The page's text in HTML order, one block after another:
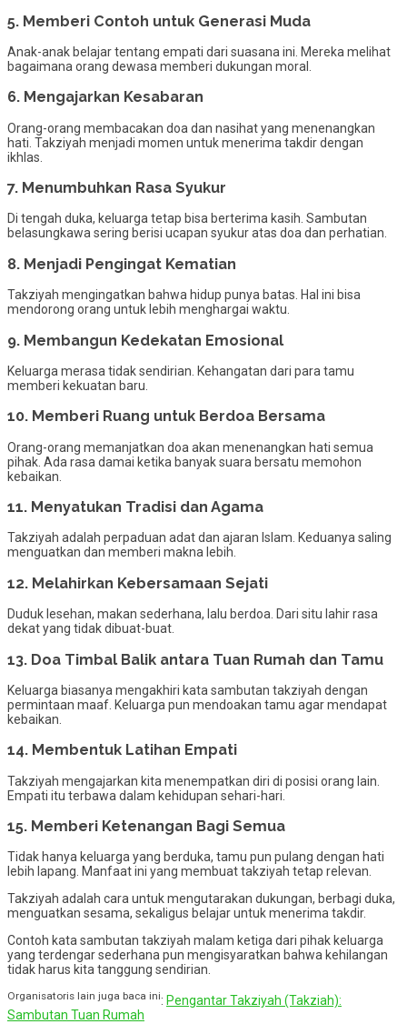
5. Memberi Contoh untuk Generasi Muda
Anak-anak belajar tentang empati dari suasana ini. Mereka melihat
bagaimana orang dewasa memberi dukungan moral.
6. Mengajarkan Kesabaran
Orang-orang membacakan doa dan nasihat yang menenangkan
hati. Takziyah menjadi momen untuk menerima takdir dengan
ikhlas.
7. Menumbuhkan Rasa Syukur
Di tengah duka, keluarga tetap bisa berterima kasih. Sambutan
belasungkawa sering berisi ucapan syukur atas doa dan perhatian.
8. Menjadi Pengingat Kematian
Takziyah mengingatkan bahwa hidup punya batas. Hal ini bisa
mendorong orang untuk lebih menghargai waktu.
9. Membangun Kedekatan Emosional
Keluarga merasa tidak sendirian. Kehangatan dari para tamu
memberi kekuatan baru.
10. Memberi Ruang untuk Berdoa Bersama
Orang-orang memanjatkan doa akan menenangkan hati semua
pihak. Ada rasa damai ketika banyak suara bersatu memohon
kebaikan.
11. Menyatukan Tradisi dan Agama
Takziyah adalah perpaduan adat dan ajaran Islam. Keduanya saling
menguatkan dan memberi makna lebih.
12. Melahirkan Kebersamaan Sejati
Duduk lesehan, makan sederhana, lalu berdoa. Dari situ lahir rasa
dekat yang tidak dibuat-buat.
13. Doa Timbal Balik antara Tuan Rumah dan Tamu
Keluarga biasanya mengakhiri kata sambutan takziyah dengan
permintaan maaf. Keluarga pun mendoakan tamu agar mendapat
kebaikan.
14. Membentuk Latihan Empati
Takziyah mengajarkan kita menempatkan diri di posisi orang lain.
Empati itu terbawa dalam kehidupan sehari-hari.
15. Memberi Ketenangan Bagi Semua
Tidak hanya keluarga yang berduka, tamu pun pulang dengan hati
lebih lapang. Manfaat ini yang membuat takziyah tetap relevan.
Takziyah adalah cara untuk mengutarakan dukungan, berbagi duka,
menguatkan sesama, sekaligus belajar untuk menerima takdir.
Contoh kata sambutan takziyah malam ketiga dari pihak keluarga
yang terdengar sederhana pun mengisyaratkan bahwa kehilangan
tidak harus kita tanggung sendirian.
Organisatoris lain juga baca ini: Pengantar Takziyah (Takziah):
Sambutan Tuan Rumah